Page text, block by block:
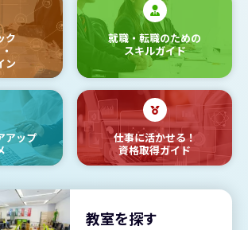
ク
・
ン
就職・転職のための
スキルガイド
アップ
仕事に活かせる！
資格取得ガイド
教室を探す